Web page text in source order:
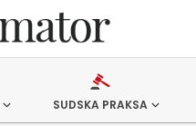
SUDSKA PRAKSA